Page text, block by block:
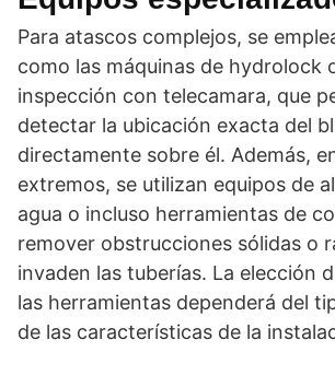
Para atascos complejos, se
como las máquinas de hydrolock
inspección con telecamara, que
detectar la ubicación exacta del
directamente sobre él. Además,
extremos, se utilizan equipos de
agua o incluso herramientas de
remover obstrucciones sólidas o
invaden las tuberías. La elección
las herramientas dependerá del
de las características de la